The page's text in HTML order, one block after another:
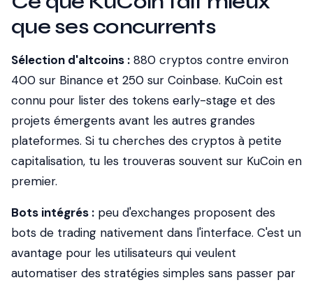
que ses concurrents
Sélection d'altcoins : 880 cryptos contre environ
400 sur Binance et 250 sur Coinbase. KuCoin est
connu pour lister des tokens early-stage et des
projets émergents avant les autres grandes
plateformes. Si tu cherches des cryptos à petite
capitalisation, tu les trouveras souvent sur KuCoin en
premier.
Bots intégrés : peu d'exchanges proposent des
bots de trading nativement dans l'interface. C'est un
avantage pour les utilisateurs qui veulent
automatiser des stratégies simples sans passer par